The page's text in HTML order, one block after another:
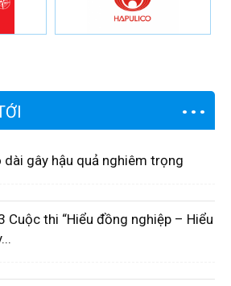
dài gây hậu quả nghiêm trọng
Cuộc thi “Hiểu đồng nghiệp – Hiểu